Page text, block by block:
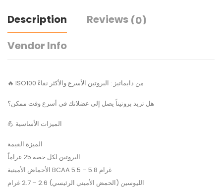
Description Reviews (0)
Vendor Info
🔥 ISO100 من دايماتيز : البروتين الأسرع والأكثر نقاءً
هل تريد بروتيناً يصل إلى عضلاتك في أسرع وقت ممكن؟
💪 الميزات الأساسية
الميزة القيمة
البروتين لكل حصة 25 غراماً
الأحماض الأمينية BCAA 5.5 – 5.8 غرام
الليوسين (الحمض الأميني الرئيسي) 2.6 – 2.7 غرام